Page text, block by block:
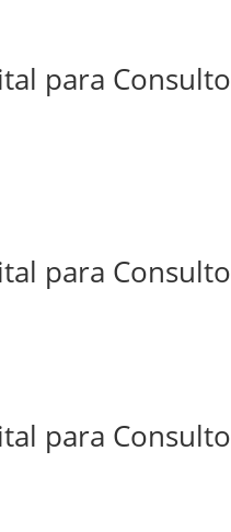
para
para
para